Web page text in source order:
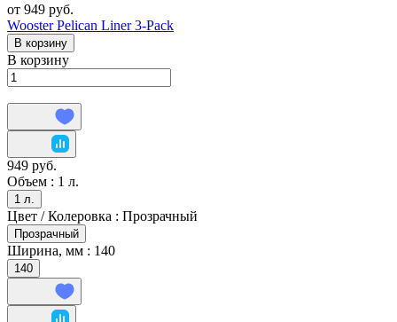
от 949 руб.
Wooster Pelican Liner 3-Pack
В корзину
В корзину
949 руб.
Объем : 1 л.
1 л.
Цвет / Колеровка : Прозрачный
Прозрачный
Ширина, мм : 140
140